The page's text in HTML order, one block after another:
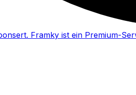
Framky ist ein Premium-